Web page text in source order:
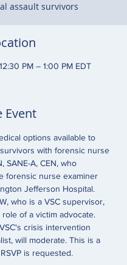
assault survivors
PM – 1:00 PM EDT
Event
options available to
with forensic nurse
SANE-A, CEN, who
forensic nurse examiner
Jefferson Hospital.
who is a VSC supervisor,
of a victim advocate.
crisis intervention
will moderate. This is a
is requested.